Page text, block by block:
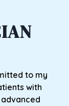
to my
with